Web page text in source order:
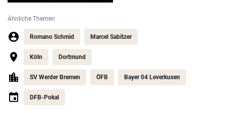
Ähnliche Themen
Romano Schmid Marcel Sabitzer
Köln Dortmund
SV Werder Bremen ÖFB Bayer 04 Leverkusen
DFB-Pokal